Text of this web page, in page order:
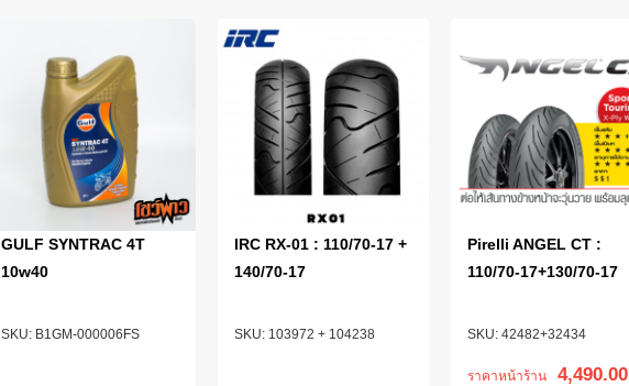
B1GM-000006FS
GULF SYNTRAC 4T
10w40
103972 + 104238
IRC RX-01 : 110/70-17 +
140/70-17
42482+32434
Pirelli ANGEL CT :
110/70-17+130/70-17
ราคาหน้าร้าน 4,490.00